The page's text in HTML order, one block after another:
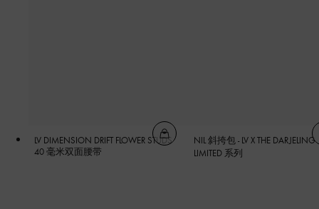
LV DIMENSION DRIFT FLOWER STUDS
40 毫米双面腰带
NIL 斜挎包 - LV X THE DARJELING
LIMITED 系列